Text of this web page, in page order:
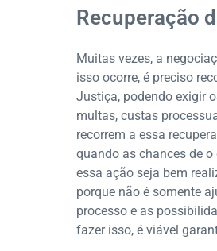
Recuperação
Muitas vezes, a
isso ocorre, é preciso
Justiça, podendo exigir
multas, custas
recorrem a essa
quando as chances de
essa ação seja bem
porque não é somente
processo e as
fazer isso, é viável